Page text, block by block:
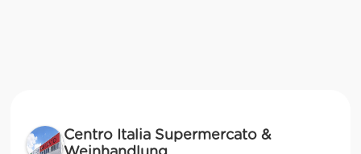
Centro Italia Supermercato &